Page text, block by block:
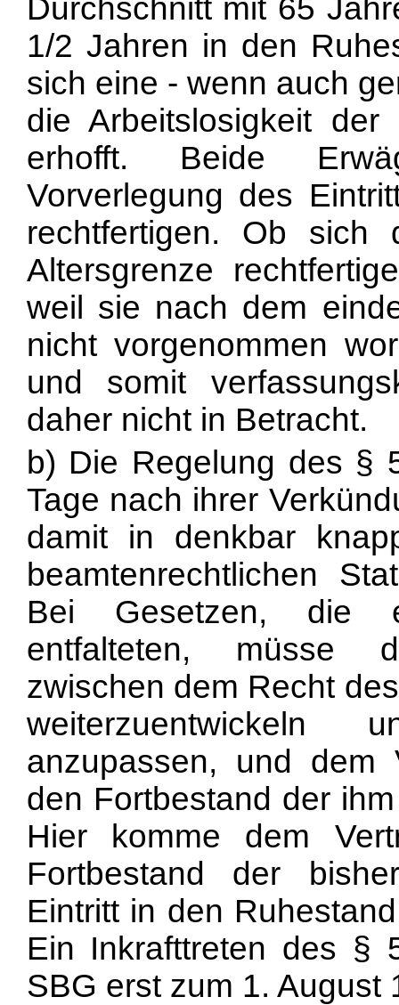
Durchschnitt mit 65
1/2 Jahren in den
sich eine - wenn auch
die Arbeitslosigkeit
erhofft. Beide
Vorverlegung des
rechtfertigen. Ob sich
Altersgrenze
weil sie nach dem
nicht vorgenommen
und somit
daher nicht in Betracht.
b) Die Regelung des §
Tage nach ihrer
damit in denkbar
beamtenrechtlichen
Bei Gesetzen, die
entfalteten, müsse
zwischen dem Recht
weiterzuentwickeln
anzupassen, und dem
den Fortbestand der
Hier komme dem
Fortbestand der
Eintritt in den
Ein Inkrafttreten des §
SBG erst zum 1. August